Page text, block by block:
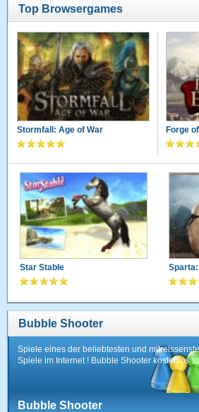
Top Browsergames
Stormfall: Age of War Forge
Star Stable
Bubble Shooter
Spiele eines der beliebtesten und
Spiele im Internet ! Bubble Shooter kostenlos
Bubble Shooter